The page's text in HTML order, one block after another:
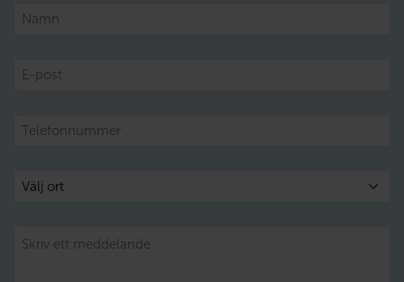
Namn
E-
post
Telefon
Välj
ort